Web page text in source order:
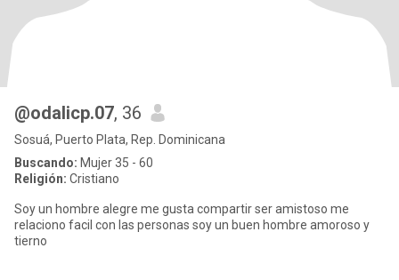
@odalicp.07, 36
Sosuá, Puerto Plata, Rep. Dominicana
Buscando: Mujer 35 - 60
Religión: Cristiano
Soy un hombre alegre me gusta compartir ser amistoso me
relaciono facil con las personas soy un buen hombre amoroso y
tierno